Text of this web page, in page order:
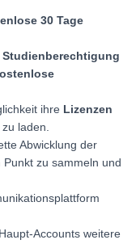
30 Tage
Studienberechtigung
ihre Lizenzen
zu laden.
Abwicklung der
zu sammeln und
Accounts weitere